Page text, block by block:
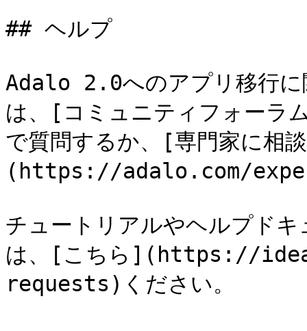
## ヘルプ
Adalo 2.0へのアプリ移行に
は、[コミュニティフォ
で質問するか、[専門家に相
(https://adalo.com/
チュートリアルやヘルプド
は、[こちら](https://
requests)ください。